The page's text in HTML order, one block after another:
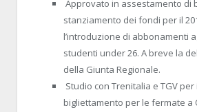
Approvato in assestamento di
stanziamento dei fondi per il
l’introduzione di abbonamenti
studenti under 26. A breve la
della Giunta Regionale.
Studio con Trenitalia e TGV
bigliettamento per le fermate a